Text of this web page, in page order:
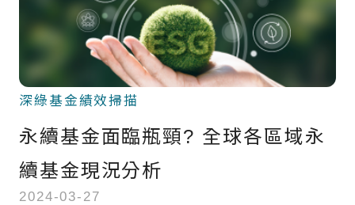
境外基金流向掃描
國際焦點黑馬個股
台股精選成長個股
國際名家深度觀察
全球不動產面面觀
訂閱介紹
深綠基金績效掃描
永續基金面臨瓶頸? 全球各區域永
續基金現況分析
2024-03-27